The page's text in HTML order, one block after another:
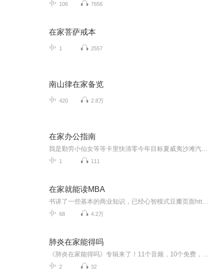
106 7656
在家菩萨戒本
1 2557
南山律在家备览
420 2.8万
在家办公指南
1 111
在家就能读MBA
68 4.2万
肺炎在家能得吗
2 32